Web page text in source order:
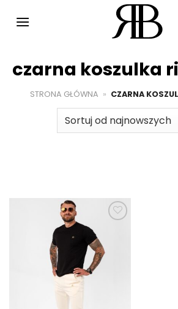
czarna koszulka
STRONA GŁÓWNA » CZARNA
Dodaj do
ulubionych